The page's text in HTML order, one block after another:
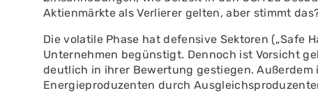
Aktienmärkte als Verlierer gelten, aber stimmt
Die volatile Phase hat defensive Sektoren („Safe
Unternehmen begünstigt. Dennoch ist Vorsicht
deutlich in ihrer Bewertung gestiegen.
Energieproduzenten durch